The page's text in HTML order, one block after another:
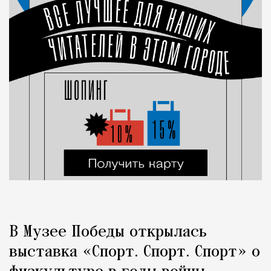
В Музее Победы открылась
выставка «Спорт. Спорт. Спорт» о